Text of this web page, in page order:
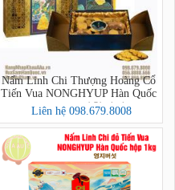
Nấm Linh Chi Thượng Hoàng Cổ
Tiến Vua NONGHYUP Hàn Quốc
hộp 1kg - 상황버섯
Liên hệ 098.679.8008